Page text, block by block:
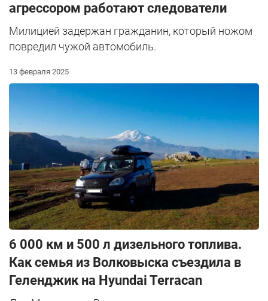
агрессором работают следователи
Милицией задержан гражданин, который ножом
повредил чужой автомобиль.
13 февраля 2025
6 000 км и 500 л дизельного топлива.
Как семья из Волковыска съездила в
Геленджик на Hyundai Terracan